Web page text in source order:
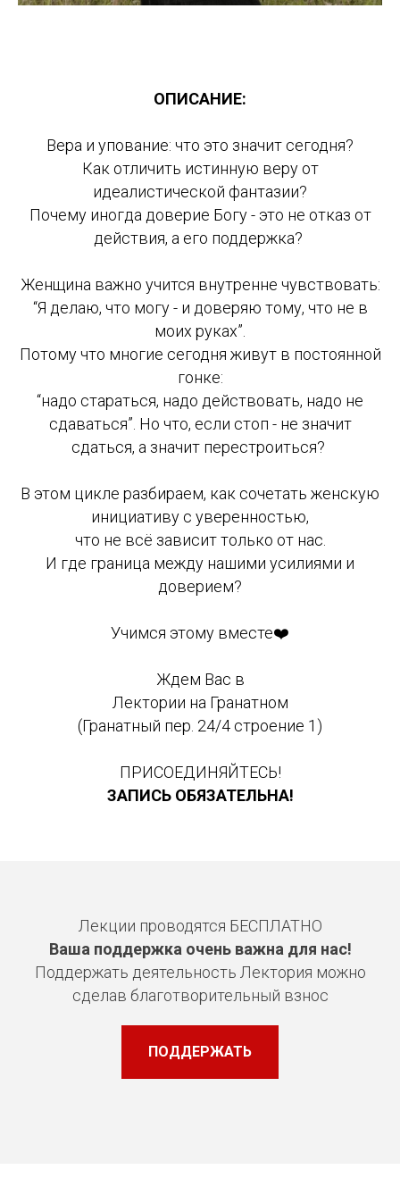
ОПИСАНИЕ:
Вера и упование: что это значит сегодня?
Как отличить истинную веру от
идеалистической фантазии?
Почему иногда доверие Богу - это не отказ от
действия, а его поддержка?
Женщина важно учится внутренне чувствовать:
“Я делаю, что могу - и доверяю тому, что не в
моих руках”.
Потому что многие сегодня живут в постоянной
гонке:
“надо стараться, надо действовать, надо не
сдаваться”. Но что, если стоп - не значит
сдаться, а значит перестроиться?
В этом цикле разбираем, как сочетать женскую
инициативу с уверенностью,
что не всё зависит только от нас.
И где граница между нашими усилиями и
доверием?
Учимся этому вместе❤️
Ждем Вас в
Лектории на Гранатном
(Гранатный пер. 24/4 строение 1)
ПРИСОЕДИНЯЙТЕСЬ!
ЗАПИСЬ ОБЯЗАТЕЛЬНА!
Лекции проводятся БЕСПЛАТНО
Ваша поддержка очень важна для нас!
Поддержать деятельность Лектория можно
сделав благотворительный взнос
ПОДДЕРЖАТЬ